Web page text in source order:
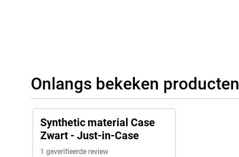
Onlangs bekeken producten
Synthetic material Case
Zwart - Just-in-Case
1 geverifieerde review